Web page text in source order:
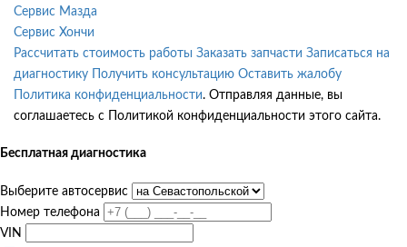
Сервис Мазда
Сервис Хончи
Рассчитать стоимость работы Заказать запчасти Записаться на
диагностику
Получить консультацию Оставить жалобу
Политика конфиденциальности. Отправляя данные, вы
соглашаетесь с Политикой конфиденциальности этого сайта.
Бесплатная диагностика
Выберите автосервис
Номер телефона
VIN